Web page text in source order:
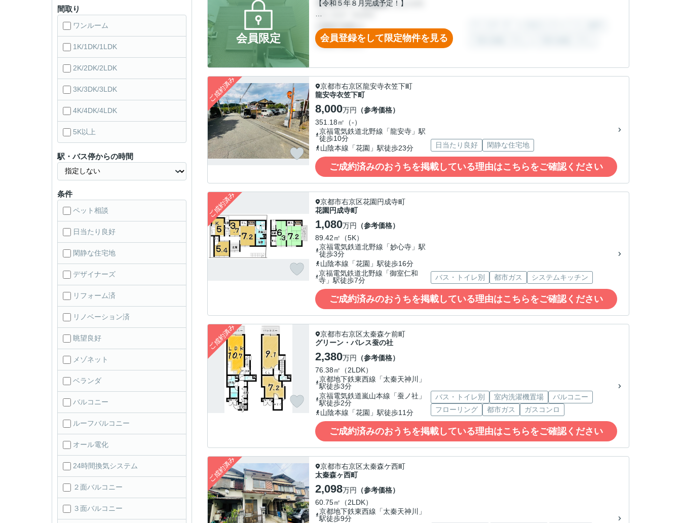
会員限定
【令和５年８月完成予定！】
◆間口６．９メートルのゆったりしたおうち
◆周辺は閑静な住宅地です♪
会員登録をして限定物件を見る
京都市右京区龍安寺衣笠下町
龍安寺衣笠下町
8,000万円
（参考価格）
351.18㎡（-）
京福電気鉄道北野線「龍安寺」駅
徒歩10分
山陰本線「花園」駅徒歩23分
日当たり良好 閑静な住宅地
ご成約済みのおうちを掲載している理由はこちらをご確認ください
京都市右京区花園円成寺町
花園円成寺町
1,080万円
（参考価格）
89.42㎡（5K）
京福電気鉄道北野線「妙心寺」駅
徒歩3分
山陰本線「花園」駅徒歩16分
京福電気鉄道北野線「御室仁和
寺」駅徒歩7分
バス・トイレ別 都市ガス システムキッチン
ご成約済みのおうちを掲載している理由はこちらをご確認ください
京都市右京区太秦森ケ前町
グリーン・パレス蚕の社
2,380万円
（参考価格）
76.38㎡（2LDK）
京都地下鉄東西線「太秦天神川」
駅徒歩3分
京福電気鉄道嵐山本線「蚕ノ社」
駅徒歩2分
山陰本線「花園」駅徒歩11分
バス・トイレ別 室内洗濯機置場
バルコニー
フローリング
都市ガス ガスコンロ
ご成約済みのおうちを掲載している理由はこちらをご確認ください
京都市右京区太秦森ケ西町
太秦森ヶ西町
2,098万円
（参考価格）
60.75㎡（2LDK）
京都地下鉄東西線「太秦天神川」
駅徒歩9分
間取り
ワンルーム
1K/1DK/1LDK
2K/2DK/2LDK
3K/3DK/3LDK
4K/4DK/4LDK
5K以上
駅・バス停からの時間
条件
ペット相談
日当たり良好
閑静な住宅地
デザイナーズ
リフォーム済
リノベーション済
眺望良好
メゾネット
ベランダ
バルコニー
ルーフバルコニー
オール電化
24時間換気システム
２面バルコニー
３面バルコニー